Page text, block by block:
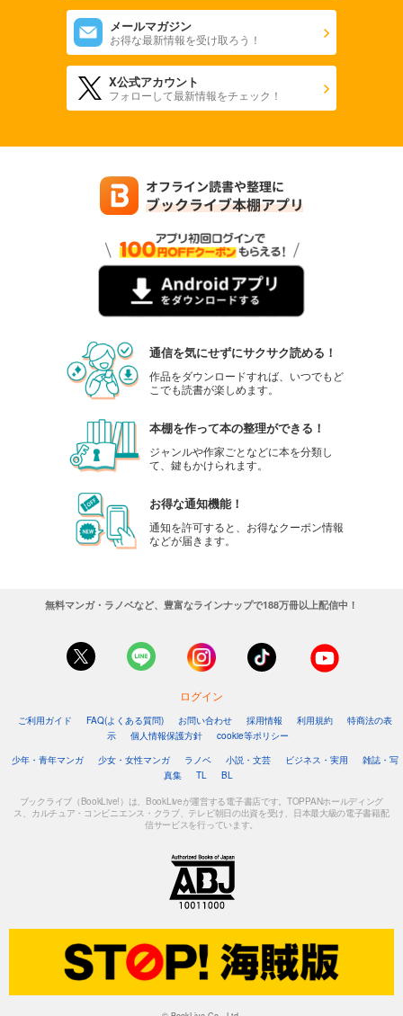
メールマガジン
お得な最新情報を受け取ろう！
X公式アカウント
フォローして最新情報をチェック！
通信を気にせずにサクサク読める！
作品をダウンロードすれば、いつでもど
こでも読書が楽しめます。
本棚を作って本の整理ができる！
ジャンルや作家ごとなどに本を分類し
て、鍵もかけられます。
お得な通知機能！
通知を許可すると、お得なクーポン情報
などが届きます。
無料マンガ・ラノベなど、豊富なラインナップで188万冊以上配信中！
ログイン
ご利用ガイド FAQ(よくある質問) お問い合わせ 採用情報 利用規約
特商法の表
示
個人情報保護方針
cookie等ポリシー
少年・青年マンガ
少女・女性マンガ ラノベ 小説・文芸 ビジネス・実用
雑誌・写
真集
TL BL
ブックライブ（BookLive!）は、BookLiveが運営する電子書店です。TOPPANホールディング
ス、カルチュア・コンビニエンス・クラブ、テレビ朝日の出資を受け、日本最大級の電子書籍配
信サービスを行っています。